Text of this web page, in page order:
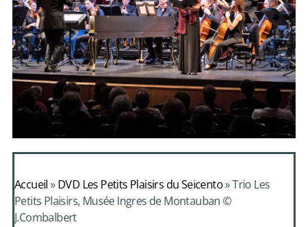
Alcimadure de
Mondonville
Accueil»DVD Les Petits Plaisirs du Seicento»Trio Les
Petits Plaisirs, Musée Ingres de Montauban ©
J.Combalbert